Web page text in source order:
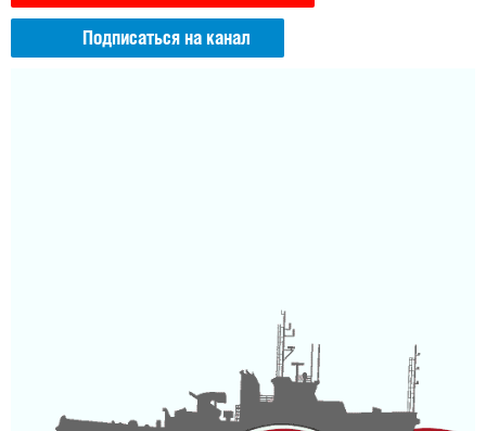
Подписаться на канал